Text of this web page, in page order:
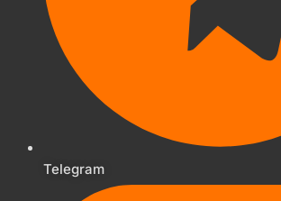
Telegram